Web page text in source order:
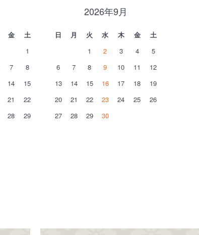
金
土
1
7
8
14
15
21
22
28
29
2026年9月
日 月 火 水 木 金
土
1
2 3 4
5
6
7 8 9 10 11
12
13
14 15 16 17 18
19
20
21 22 23 24 25
26
27
28 29 30